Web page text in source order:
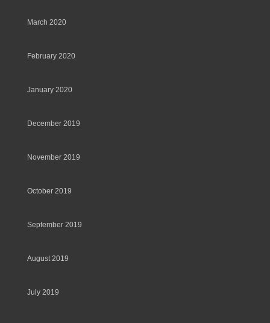
March 2020
February 2020
January 2020
December 2019
November 2019
October 2019
September 2019
August 2019
July 2019